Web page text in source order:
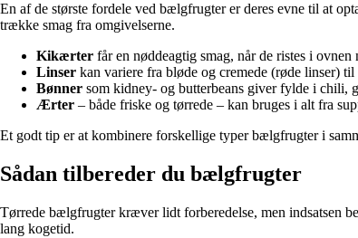
En af de største fordele ved bælgfrugter er deres evne til at
trække smag fra omgivelserne.
Kikærter får en nøddeagtig smag, når de ristes i
Linser kan variere fra bløde og cremede (røde linser)
Bønner som kidney- og butterbeans giver fylde i chili,
Ærter – både friske og tørrede – kan bruges i alt fra
Et godt tip er at kombinere forskellige typer bælgfrugter i
Sådan tilbereder du bælgfrugter
Tørrede bælgfrugter kræver lidt forberedelse, men indsatsen
lang kogetid.